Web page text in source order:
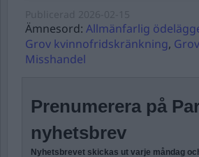
Ämnesord: Allmänfarlig
Grov kvinnofridskränkning,
Misshandel
Prenumerera på
nyhetsbrev
Nyhetsbrevet skickas ut varje måndag